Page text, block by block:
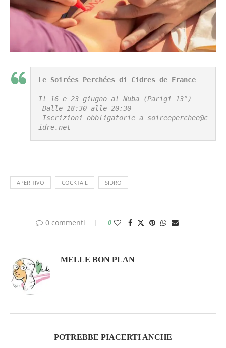
Le Soirées Perchées di Cidres de France
Il 16 e 23 giugno al Nuba (Parigi 13°)
idre.net
APERITIVO COCKTAIL SIDRO
0 commenti 0
MELLE BON PLAN
POTREBBE PIACERTI ANCHE